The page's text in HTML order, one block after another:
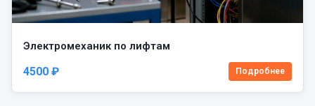
Электромеханик по лифтам
4500 ₽ Подробнее